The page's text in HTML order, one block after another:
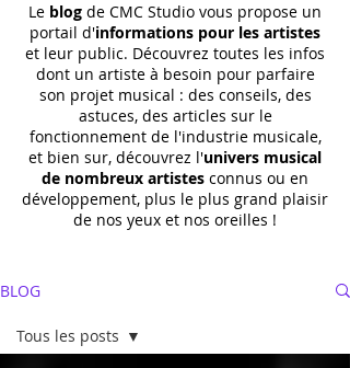
Le blog de CMC Studio vous propose un
portail d'informations pour les artistes
et leur public. Découvrez toutes les infos
dont un artiste à besoin pour parfaire
son projet musical : des conseils, des
astuces, des articles sur le
fonctionnement de l'industrie musicale,
et bien sur, découvrez l'univers musical
de nombreux artistes connus ou en
développement, plus le plus grand plaisir
de nos yeux et nos oreilles !
BLOG
Tous les posts